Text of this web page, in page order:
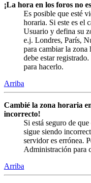
¡La hora en los foros no
Es posible que esté
horaria. Si este es el
Usuario y defina su
e.j. Londres, París,
para cambiar la zona
debe estar
para hacerlo.
Arriba
Cambié la zona horaria
incorrecto!
Si está seguro de
sigue siendo
servidor es errónea.
Administración para
Arriba